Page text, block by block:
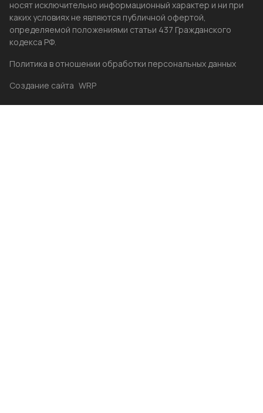
носят исключительно информационный характер и ни при
каких условиях не являются публичной офертой,
определяемой положениями статьи 437 Гражданского
кодекса РФ.
Политика в отношении обработки персональных данных
Создание сайта WRP